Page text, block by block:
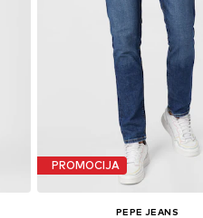
PROMOCIJA
PEPE JEANS